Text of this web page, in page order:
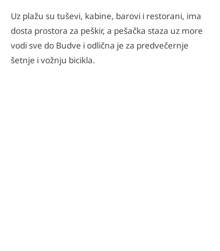
Uz plažu su tuševi, kabine, barovi i restorani, ima
dosta prostora za peškir, a pešačka staza uz more
vodi sve do Budve i odlična je za predvečernje
šetnje i vožnju bicikla.